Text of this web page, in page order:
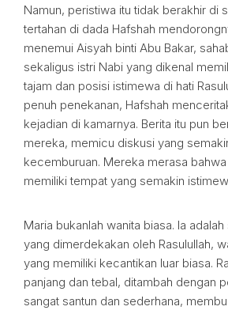
Namun, peristiwa itu tidak berakhir di
tertahan di dada Hafshah
menemui Aisyah binti Abu Bakar,
sekaligus istri Nabi yang dikenal
tajam dan posisi istimewa di hati
penuh penekanan, Hafshah
kejadian di kamarnya. Berita itu pun
mereka, memicu diskusi yang
kecemburuan. Mereka merasa
memiliki tempat yang semakin
Maria bukanlah wanita biasa. Ia
yang dimerdekakan oleh Rasulullah,
yang memiliki kecantikan luar biasa.
panjang dan tebal, ditambah dengan
sangat santun dan sederhana,